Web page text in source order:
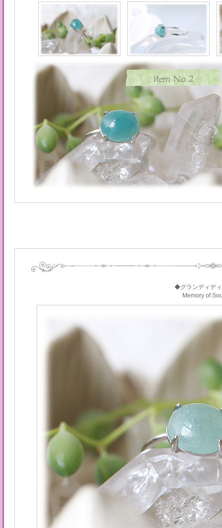
◆グランディデ
Memory of